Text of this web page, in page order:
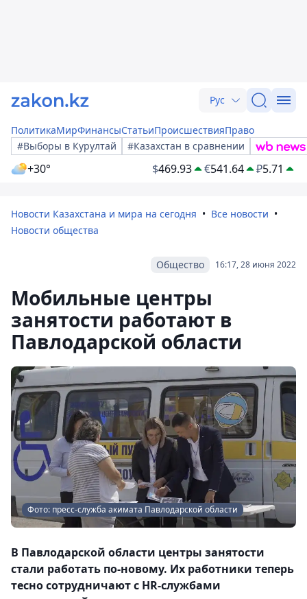
Рус
ПолитикаМирФинансыСтатьиПроисшествияПраво
#Выборы в Курултай
#Казахстан в сравнении
+30° $469.93 €541.64 ₽5.71
Новости Казахстана и мира на сегодня
Все новости
Новости общества
16:17, 28 июня 2022
Общество
Мобильные центры
занятости работают в
Павлодарской области
Фото: пресс-служба акимата Павлодарской области
В Павлодарской области центры занятости
стали работать по-новому. Их работники теперь
тесно сотрудничают с HR-службами